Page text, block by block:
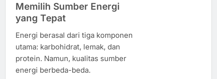
Memilih Sumber Energi
yang Tepat
Energi berasal dari tiga komponen
utama: karbohidrat, lemak, dan
protein. Namun, kualitas sumber
energi berbeda-beda.